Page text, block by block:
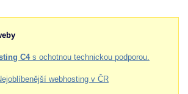
C4s ochotnou technickou podporou.
webhosting v ČR